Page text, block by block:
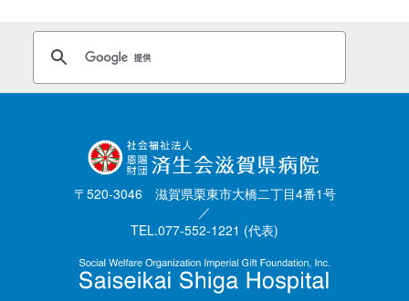
〒520-3046 滋賀県栗東市大橋二丁目4番1号
／
TEL.077-552-1221 (代表)